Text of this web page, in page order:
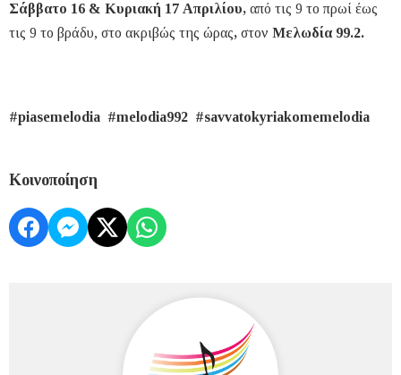
Σάββατο 16 & Κυριακή 17 Απριλίου, από τις 9 το πρωί έως
τις 9 το βράδυ, στο ακριβώς της ώρας, στον Μελωδία 99.2.
#piasemelodia #melodia992 #savvatokyriakomemelodia
Κοινοποίηση